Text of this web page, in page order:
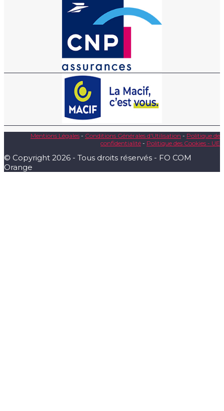
Mentions Légales - Conditions Générales d'Utilisation - Politique de
confidentialité - Politique des Cookies - UE
© Copyright 2026 - Tous droits réservés - FO COM
Orange